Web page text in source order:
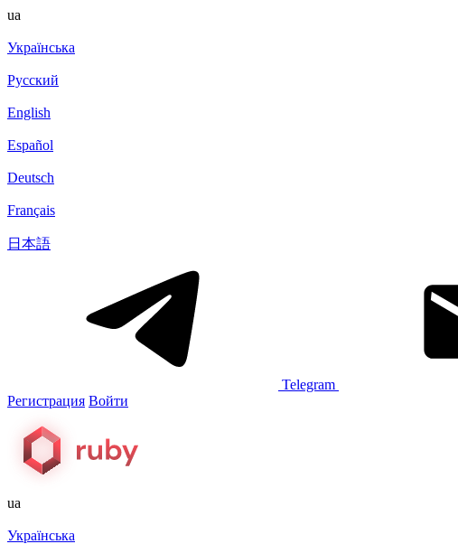
ua
Українська
Русский
English
Español
Deutsch
Français
日本語
Telegram
Регистрация Войти
ua
Українська